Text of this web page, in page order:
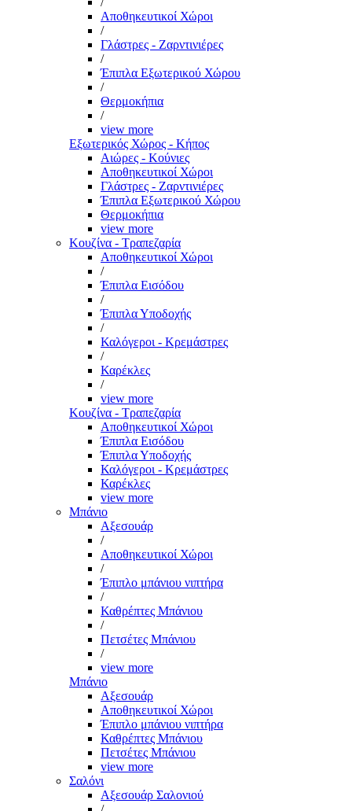
Αποθηκευτικοί Χώροι
/
Γλάστρες - Ζαρντινιέρες
/
Έπιπλα Εξωτερικού Χώρου
/
Θερμοκήπια
/
view more
Εξωτερικός Χώρος - Κήπος
Αιώρες - Κούνιες
Αποθηκευτικοί Χώροι
Γλάστρες - Ζαρντινιέρες
Έπιπλα Εξωτερικού Χώρου
Θερμοκήπια
view more
Κουζίνα - Τραπεζαρία
Αποθηκευτικοί Χώροι
/
Έπιπλα Εισόδου
/
Έπιπλα Υποδοχής
/
Καλόγεροι - Κρεμάστρες
/
Καρέκλες
/
view more
Κουζίνα - Τραπεζαρία
Αποθηκευτικοί Χώροι
Έπιπλα Εισόδου
Έπιπλα Υποδοχής
Καλόγεροι - Κρεμάστρες
Καρέκλες
view more
Μπάνιο
Αξεσουάρ
/
Αποθηκευτικοί Χώροι
/
Έπιπλο μπάνιου νιπτήρα
/
Καθρέπτες Μπάνιου
/
Πετσέτες Μπάνιου
/
view more
Μπάνιο
Αξεσουάρ
Αποθηκευτικοί Χώροι
Έπιπλο μπάνιου νιπτήρα
Καθρέπτες Μπάνιου
Πετσέτες Μπάνιου
view more
Σαλόνι
Αξεσουάρ Σαλονιού